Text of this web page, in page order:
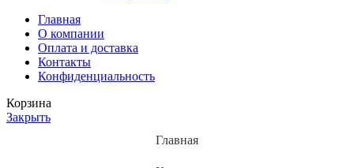
Главная
О компании
Оплата и доставка
Контакты
Конфиденциальность
Корзина
Закрыть
Главная